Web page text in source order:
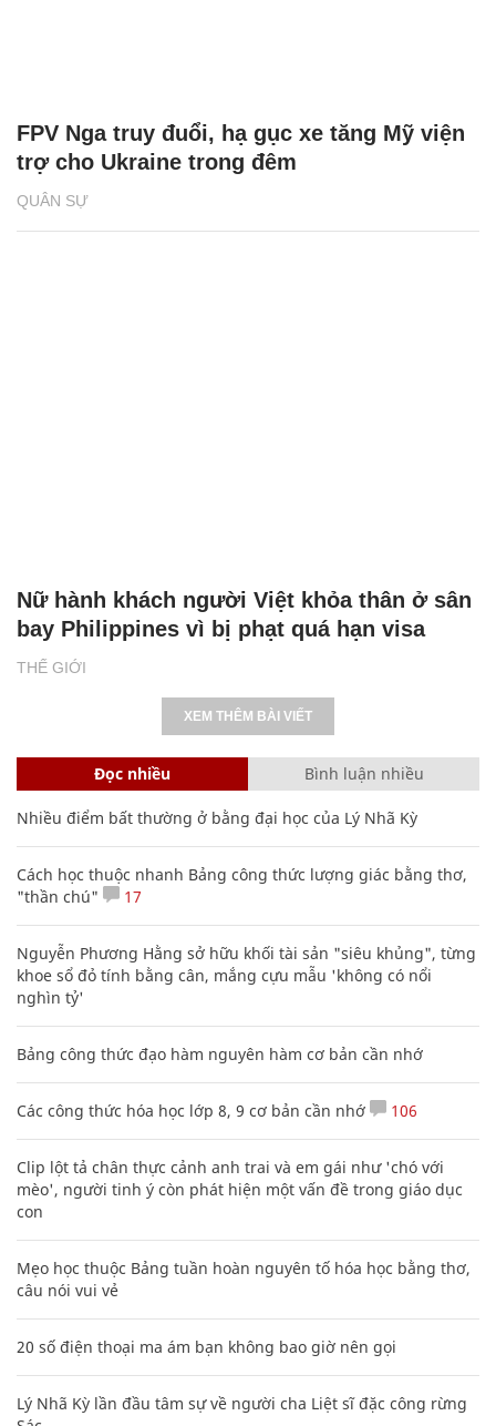
QUÂN SỰ
FPV Nga truy đuổi, hạ gục xe tăng Mỹ viện
trợ cho Ukraine trong đêm
THẾ GIỚI
Nữ hành khách người Việt khỏa thân ở sân
bay Philippines vì bị phạt quá hạn visa
XEM THÊM BÀI VIẾT
Đọc nhiều Bình luận nhiều
Nhiều điểm bất thường ở bằng đại học của Lý Nhã Kỳ
Cách học thuộc nhanh Bảng công thức lượng giác bằng thơ,
"thần chú"
17
Nguyễn Phương Hằng sở hữu khối tài sản "siêu khủng", từng
khoe sổ đỏ tính bằng cân, mắng cựu mẫu 'không có nổi
nghìn tỷ'
Bảng công thức đạo hàm nguyên hàm cơ bản cần nhớ
Các công thức hóa học lớp 8, 9 cơ bản cần nhớ 106
Clip lột tả chân thực cảnh anh trai và em gái như 'chó với
mèo', người tinh ý còn phát hiện một vấn đề trong giáo dục
con
Mẹo học thuộc Bảng tuần hoàn nguyên tố hóa học bằng thơ,
câu nói vui vẻ
20 số điện thoại ma ám bạn không bao giờ nên gọi
Lý Nhã Kỳ lần đầu tâm sự về người cha Liệt sĩ đặc công rừng